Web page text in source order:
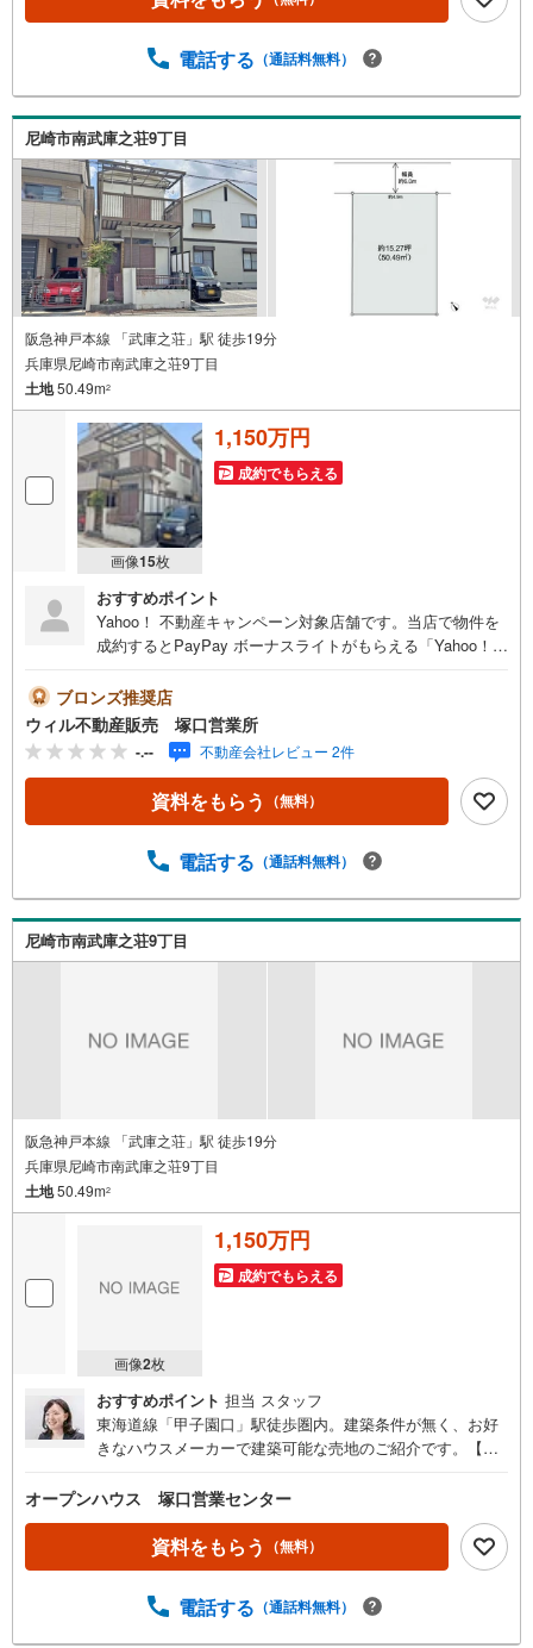
おります。当社オリジナルの物件管理システム「ウィリン
たします。お買い換え・リフォーム・ローン相談等お住ま
な「平日会員制度」あります。現地待ち合わせや物件最寄
り駅までの送迎も可能です。まずはお気軽にお電話を！
【定休日】なし・年末年始・他【営業時間】10:00～19:00
駐車場・キッズスペースもございます。小さなお子様がい
らっしゃるご家庭もお気軽にご来場下さい！
電話する （通話料無料）
尼崎市南武庫之荘9丁目
阪急神戸本線 「武庫之荘」駅 徒歩19分
兵庫県尼崎市南武庫之荘9丁目
土地50.49m2
画像15枚
1,150万円
成約でもらえる
おすすめポイント
Yahoo！ 不動産キャンペーン対象店舗です。当店で物件を
成約するとPayPay ボーナスライトがもらえる「Yahoo！
料をもらう」「見学予約をする」ボタンからお問い合わせ
ください。※必ず Yahoo JAPAN ID でログインしてくださ
い。※PayPay ボーナスは出金と譲渡はできません。※PayP
ay 公式ストアでも利用可能です。
ブロンズ推奨店
ウィル不動産販売 塚口営業所
-.-- 不動産会社レビュー 2件
資料をもらう （無料）
電話する （通話料無料）
尼崎市南武庫之荘9丁目
阪急神戸本線 「武庫之荘」駅 徒歩19分
兵庫県尼崎市南武庫之荘9丁目
土地50.49m2
画像2枚
1,150万円
成約でもらえる
おすすめポイント 担当 スタッフ
東海道線「甲子園口」駅徒歩圏内。建築条件が無く、お好
きなハウスメーカーで建築可能な売地のご紹介です。【営
りやすくなっております。ぜひお気軽にご連絡ください！
現地を見学される場合は「室内・現地を見学する（無
料）」ボタンよりご希望の日時をご記入いただけますとス
ムーズにご案内が可能です。◎現地のご案内について・平
富なスタッフが物件詳細を丁寧にご説明いたします。・車
オープンハウス 塚口営業センター
資料をもらう （無料）
電話する （通話料無料）